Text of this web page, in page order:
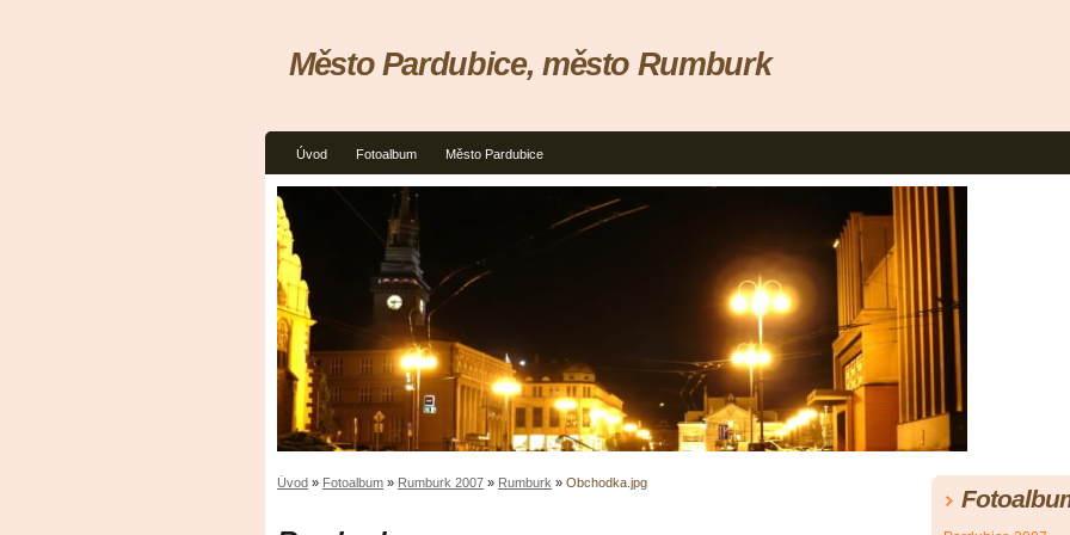
Úvod Fotoalbum Město Pardubice
Město Pardubice, město Rumburk
Úvod » Fotoalbum » Rumburk 2007 » Rumburk » Obchodka.jpg